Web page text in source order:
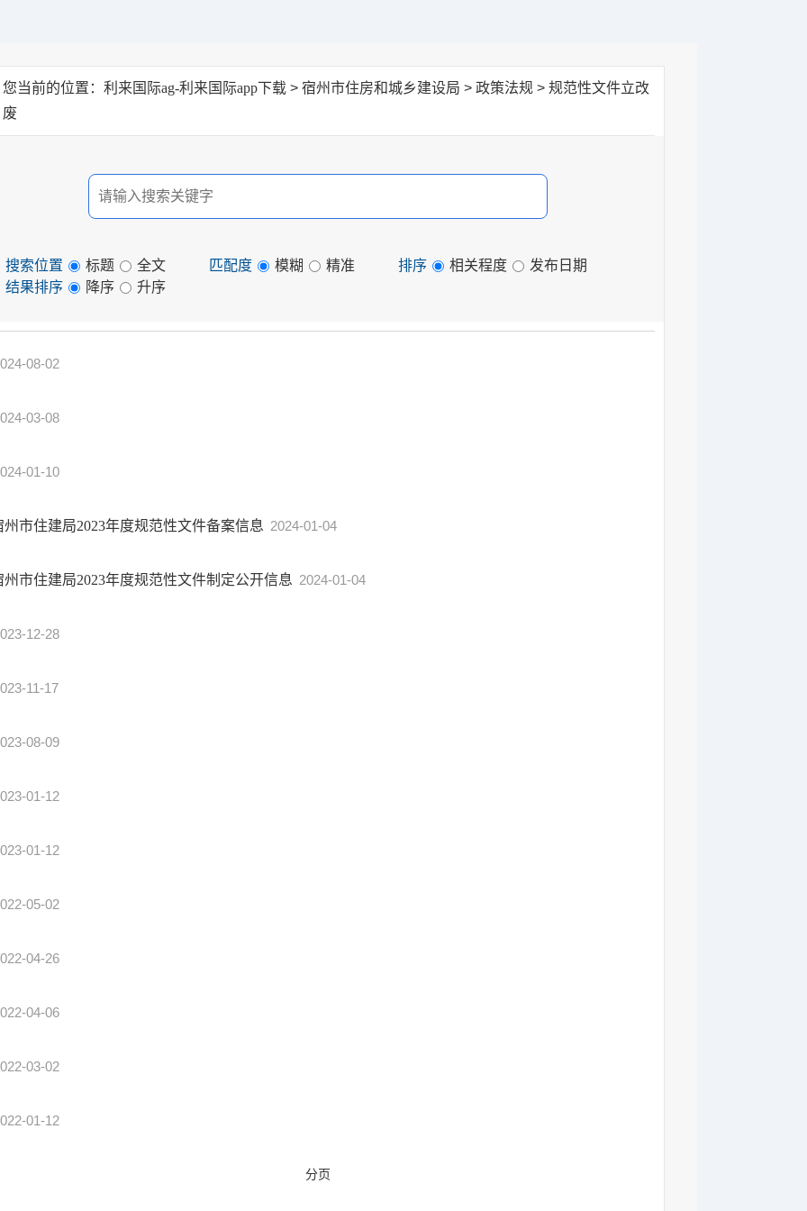
您当前的位置： 利来国际ag-利来国际app下载 > 宿州市住房和城乡建设局 > 政策法规 > 规范性文件立改
废
搜索位置 标题 全文 匹配度 模糊 精准 排序 相关程度
发布日期
结果排序
降序 升序
08-02
03-08
01-10
州市住建局2023年度规范性文件备案信息 2024-01-04
州市住建局2023年度规范性文件制定公开信息 2024-01-04
12-28
11-17
08-09
01-12
01-12
05-02
04-26
04-06
03-02
01-12
分页